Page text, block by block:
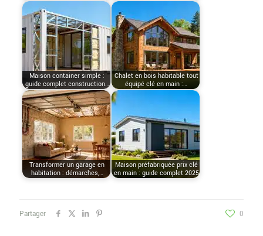
Maison container simple :
guide complet construction…
Chalet en bois habitable tout
équipé clé en main :…
Transformer un garage en
habitation : démarches,…
Maison préfabriquée prix clé
en main : guide complet 2025
Partager 0